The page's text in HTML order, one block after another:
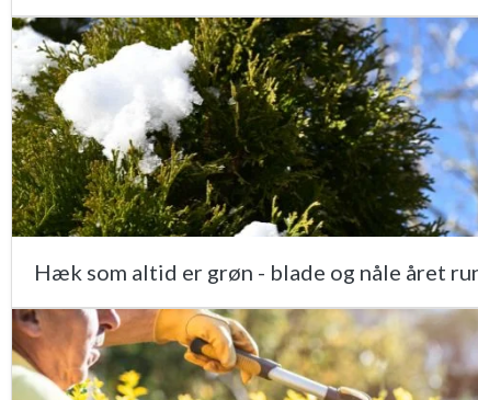
Hæk som altid er grøn - blade og nåle året